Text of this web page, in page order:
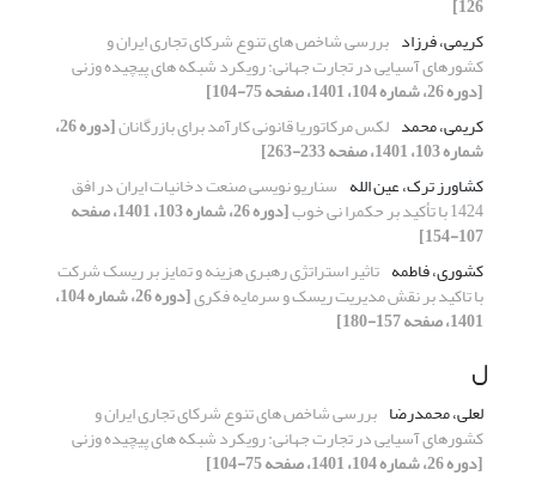
کریمی، فرزاد بررسی شاخص های تنوع شرکای تجاری ایران و
کشورهای آسیایی در تجارت جهانی: رویکرد شبکه های پیچیده وزنی
[دوره 26، شماره 104، 1401، صفحه 75-104]
کریمی، محمد لکس مرکاتوریا قانونی کارآمد برای بازرگانان [دوره 26،
شماره 103، 1401، صفحه 233-263]
کشاورز ترک، عین الله سناریو نویسی صنعت دخانیات ایران در افق
1424 با تأکید بر حکمرا نی خوب [دوره 26، شماره 103، 1401، صفحه
107-154]
کشوری، فاطمه تاثیر استراتژی رهبری هزینه و تمایز بر ریسک شرکت
با تاکید بر نقش مدیریت ریسک و سرمایه فکری [دوره 26، شماره 104،
1401، صفحه 157-180]
ل
لعلی، محمدرضا بررسی شاخص های تنوع شرکای تجاری ایران و
کشورهای آسیایی در تجارت جهانی: رویکرد شبکه های پیچیده وزنی
[دوره 26، شماره 104، 1401، صفحه 75-104]